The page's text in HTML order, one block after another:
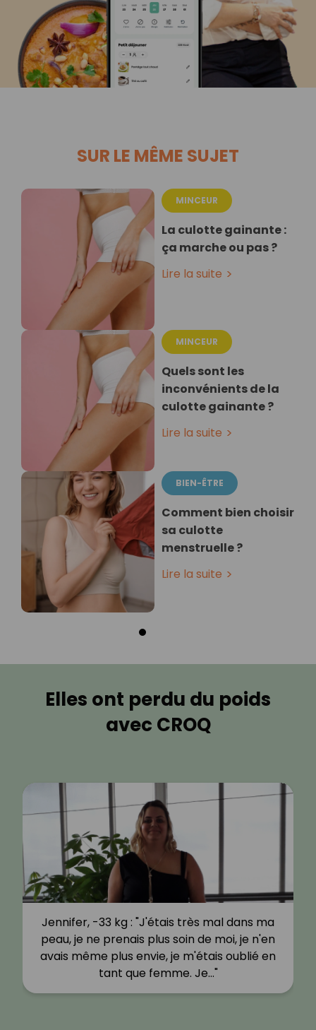
SUR LE MÊME SUJET
MINCEUR
La culotte gainante :
ça marche ou pas ?
Lire la suite
MINCEUR
Quels sont les
inconvénients de la
culotte gainante ?
Lire la suite
BIEN-ÊTRE
Comment bien choisir
sa culotte
menstruelle ?
Lire la suite
Elles ont perdu du poids
avec CROQ
Jennifer, -33 kg : "J'étais très mal dans ma
peau, je ne prenais plus soin de moi, je n'en
avais même plus envie, je m'étais oublié en
tant que femme. Je…"